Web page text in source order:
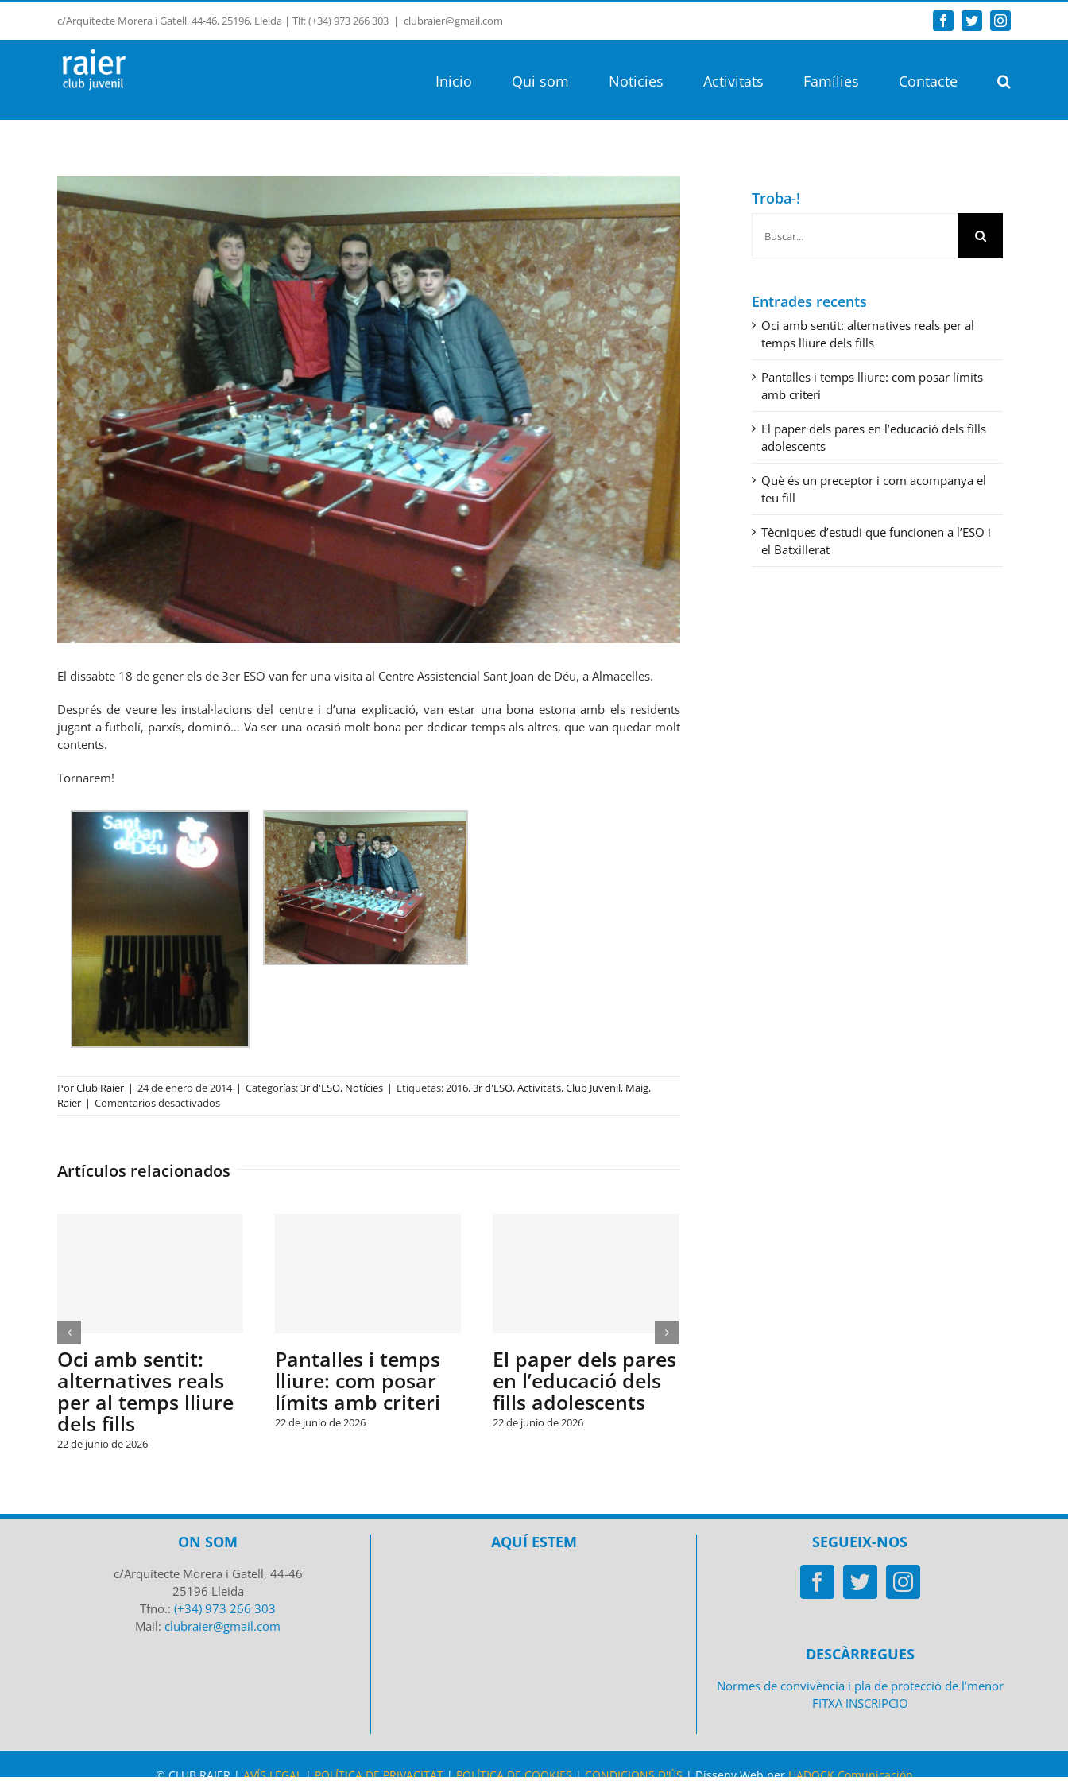
contenido
c/Arquitecte Morera i Gatell, 44-46, 25196, Lleida | Tlf: (+34) 973 266 303 | clubraier@gmail.com Facebook
TwitterInstagram
Inicio Qui som Noticies Activitats Famílies Contacte
imagen
más
grande
El dissabte 18 de gener els de 3er ESO van fer una visita al Centre Assistencial Sant Joan de Déu, a Almacelles.
Després de veure les instal·lacions del centre i d’una explicació, van estar una bona estona amb els residents
jugant a futbolí, parxís, dominó… Va ser una ocasió molt bona per dedicar temps als altres, que van quedar molt
contents.
Tornarem!
PorClub Raier | 24 de enero de 2014 | Categorías:3r d'ESO, Notícies | Etiquetas:2016,3r d'ESO,Activitats,Club Juvenil, Maig,
Raier | Comentarios desactivadosen
de
Artículos relacionados
amb sentit:
reals
al temps lliure
de 2026
Pantalles i temps
lliure: com posar
límits amb criteri
22 de junio de 2026
El paper dels pares
en l’educació dels
fills adolescents
22 de junio de 2026
Què és un
preceptor i com
acompanya el teu
Troba-!
Entrades recents
Oci amb sentit: alternatives reals per al
temps lliure dels fills
Pantalles i temps lliure: com posar límits
amb criteri
El paper dels pares en l’educació dels fills
adolescents
Què és un preceptor i com acompanya el
teu fill
Tècniques d’estudi que funcionen a l’ESO i
el Batxillerat
ON SOM
c/Arquitecte Morera i Gatell, 44-46
25196 Lleida
Tfno.: (+34) 973 266 303
Mail: clubraier@gmail.com
AQUÍ ESTEM SEGUEIX-NOS
DESCÀRREGUES
Normes de convivència i pla de protecció de l’menor
FITXA INSCRIPCIO
© CLUB RAIER |AVÍS LEGAL|POLÍTICA DE PRIVACITAT|POLÍTICA DE COOKIES|CONDICIONS D'ÚS| Disseny Web perHADOCK Comunicación